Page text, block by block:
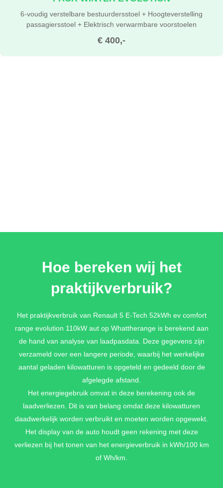
€ 400,-
6-voudig verstelbare bestuurdersstoel + Hoogteverstelling
passagiersstoel + Elektrisch verwarmbare voorstoelen
Hoe bereken wij het
praktijkverbruik?
Het praktijkverbruik van Renault 5 E-Tech 52kWh ev comfort
range evolution 110kW aut op Whattherange is berekend aan
de hand van analyse van laadpasdata. Deze gegevens zijn
verzameld over een langere periode, waarbij het werkelijke
aantal geladen kilowatturen is opgeteld en gedeeld door de
afgelegde afstand.
Het energiegebruik omvat in deze berekening ook de
laadverliezen. Dit is van belang omdat deze kilowatturen
daadwerkelijk worden verbruikt en moeten worden opgewekt.
Het display van de auto houdt geen rekening met deze
verliezen bij het tonen van het energieverbruik in kWh/100 km
of Wh/km.